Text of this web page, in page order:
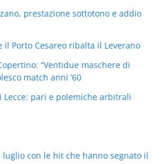
prestazione sottotono e addio
il Porto Cesareo ribalta il Leverano
“Ventidue maschere di
match anni ’60
Lecce: pari e polemiche arbitrali
luglio con le hit che hanno segnato il